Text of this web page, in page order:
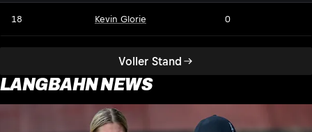
Voller Stand
18 Kevin Glorie 0
LANGBAHN NEWS